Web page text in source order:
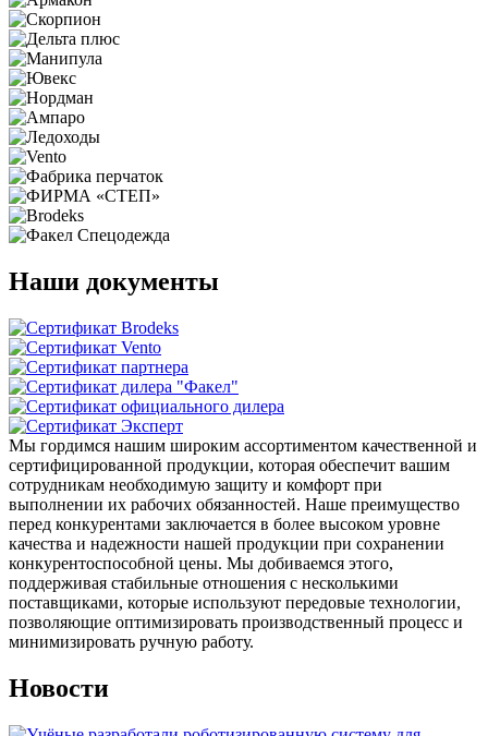
Наши документы
Мы гордимся нашим широким ассортиментом качественной и
сертифицированной продукции, которая обеспечит вашим
сотрудникам необходимую защиту и комфорт при
выполнении их рабочих обязанностей. Наше преимущество
перед конкурентами заключается в более высоком уровне
качества и надежности нашей продукции при сохранении
конкурентоспособной цены. Мы добиваемся этого,
поддерживая стабильные отношения с несколькими
поставщиками, которые используют передовые технологии,
позволяющие оптимизировать производственный процесс и
минимизировать ручную работу.
Новости